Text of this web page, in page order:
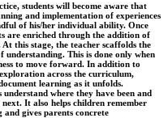
students will become aware that
and implementation of experiences
of his/her individual ability. Once
are enriched through the addition of
this stage, the teacher scaffolds the
This is done only when
to move forward. In addition to
across the curriculum,
learning as it unfolds.
where they have been and
It also helps children remember
gives parents concrete